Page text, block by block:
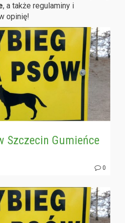
, a także regulaminy i
opinię!
Szczecin Gumieńce
0